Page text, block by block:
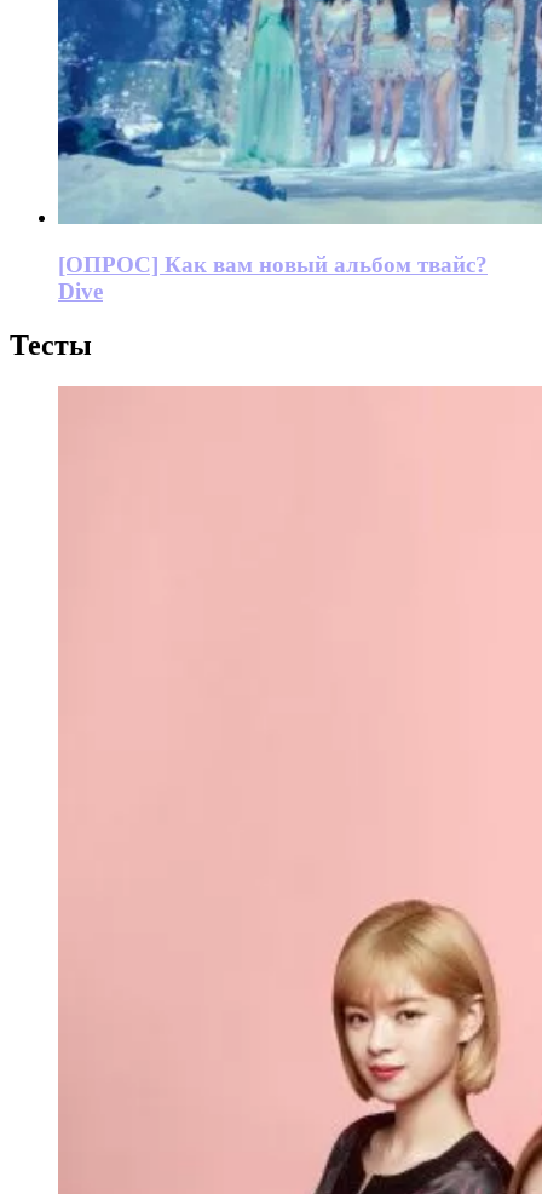
[ОПРОС] Как вам новый альбом твайс?
Dive
Тесты